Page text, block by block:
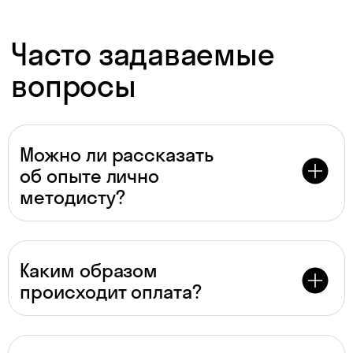
Можно ли рассказать
об опыте лично
методисту?
Каким образом
происходит оплата?
Даю согласие на
персональных данных
Даю согласие наполучение рекламы
Перейти к анкете
Для преподавателей
* По версии Smart Ranking, 2024 г.